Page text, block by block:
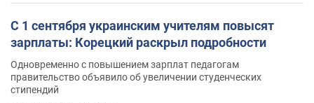
С 1 сентября украинским учителям повысят
зарплаты: Корецкий раскрыл подробности
Одновременно с повышением зарплат педагогам
правительство объявило об увеличении студенческих
стипендий